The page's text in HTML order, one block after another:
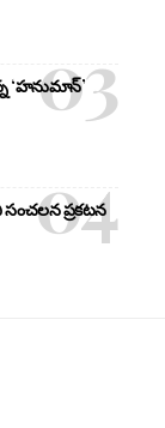
‘హనుమాన్’
ప్రకటన